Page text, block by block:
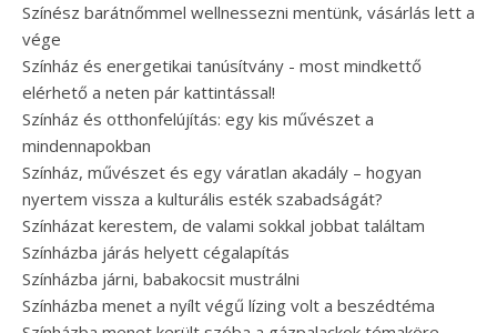
Színész barátnőmmel wellnessezni mentünk, vásárlás lett a
vége
Színház és energetikai tanúsítvány - most mindkettő
elérhető a neten pár kattintással!
Színház és otthonfelújítás: egy kis művészet a
mindennapokban
Színház, művészet és egy váratlan akadály – hogyan
nyertem vissza a kulturális esték szabadságát?
Színházat kerestem, de valami sokkal jobbat találtam
Színházba járás helyett cégalapítás
Színházba járni, babakocsit mustrálni
Színházba menet a nyílt végű lízing volt a beszédtéma